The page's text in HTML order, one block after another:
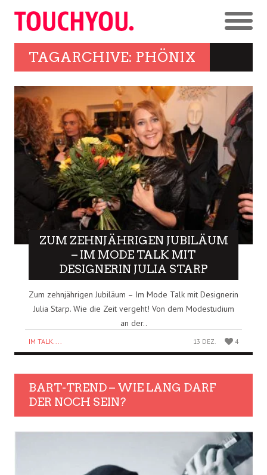
TAGARCHIVE: PHÖNIX
ZUM ZEHNJÄHRIGEN JUBILÄUM
– IM MODE TALK MIT
DESIGNERIN JULIA STARP
Zum zehnjährigen Jubiläum – Im Mode Talk mit Designerin
Julia Starp. Wie die Zeit vergeht! Von dem Modestudium
an der..
IM TALK.... 13 DEZ. 4
BART-TREND – WIE LANG DARF
DER NOCH SEIN?